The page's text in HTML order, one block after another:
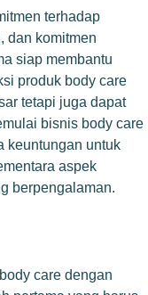
terhadap
dan komitmen
siap membantu
produk body care
tetapi juga dapat
bisnis body care
keuntungan untuk
aspek
berpengalaman.
care dengan